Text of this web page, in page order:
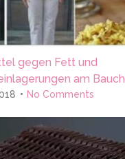
gegen Fett und
am Bauch
No Comments